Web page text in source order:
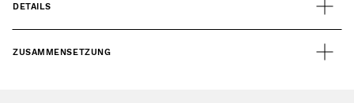
DETAILS
ZUSAMMENSETZUNG